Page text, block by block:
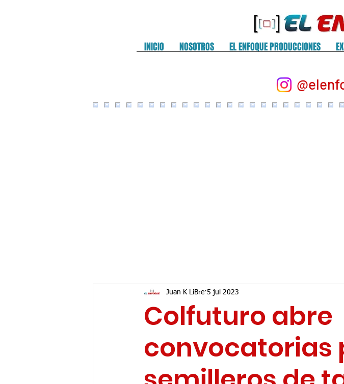
INICIO NOSOTROS EL ENFOQUE PRODUCCIONES
Colfuturo abre
convocatorias
Juan K LiBre 5 jul 2023